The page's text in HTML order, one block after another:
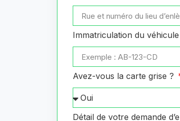
Immatriculation du véhicule
Avez-vous la carte grise ?
Détail de votre demande